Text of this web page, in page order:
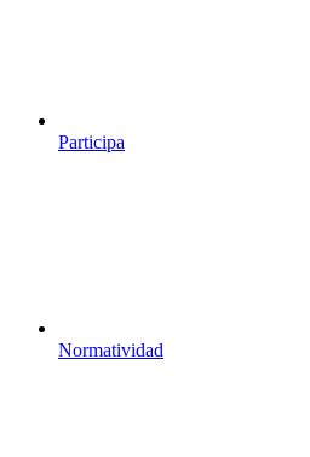
Participa
Normatividad